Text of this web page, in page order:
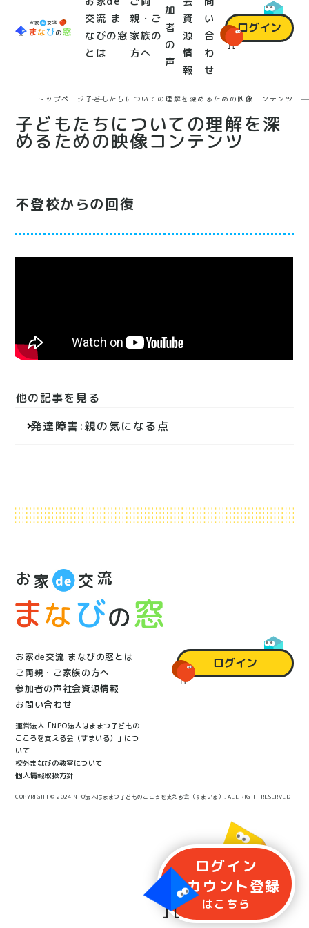
交流 ま
なびの窓
とは
親・ご
家族の
方へ
加
者
の
声
資
源
情
報
い
合
わ
せ
ログイン
ログイン
アカウント登録
はこちら
トップページ 子どもたちについての理解を深めるための映像コンテンツ
子どもたちについての理解を深
めるための映像コンテンツ
不登校からの回復
他の記事を見る
ー
ン
発達障害:親の気になる点
お家de交流 まなびの窓とは
ご両親・ご家族の方へ
参加者の声社会資源情報
お問い合わせ
運営法人「NPO法人はままつ子どもの
こころを支える会（すまいる）」につ
いて
校外まなびの教室について
個人情報取扱方針
ログイン
COPYRIGHT © 2024 NPO法人はままつ子どものこころを支える会（すまいる）. ALL RIGHT RESERVED